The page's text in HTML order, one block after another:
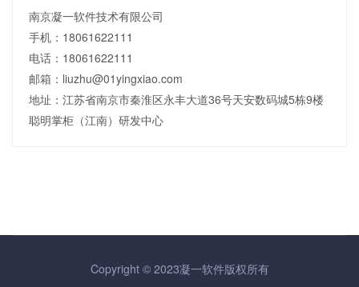
南京凝一软件技术有限公司
手机：18061622111
电话：18061622111
邮箱：liuzhu@01yingxiao.com
地址：江苏省南京市秦淮区永丰大道36号天安数码城5栋9楼
聪明掌柜（江南）研发中心
Copyright © 2023凝一软件版权所有